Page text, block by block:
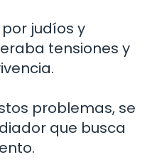
judíos y
tensiones y
problemas, se
que busca